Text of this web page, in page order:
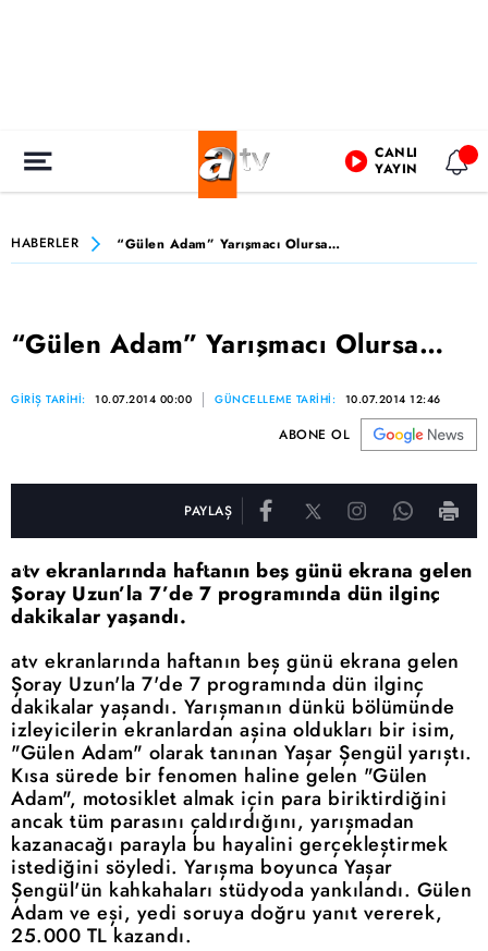
CANLI
YAYIN
HABERLER “Gülen Adam” Yarışmacı Olursa…
“Gülen Adam” Yarışmacı Olursa…
GİRİŞ TARİHİ: 10.07.2014 00:00 GÜNCELLEME TARİHİ: 10.07.2014 12:46
ABONE OL
PAYLAŞ
atv ekranlarında haftanın beş günü ekrana gelen
Şoray Uzun’la 7’de 7 programında dün ilginç
dakikalar yaşandı.
atv ekranlarında haftanın beş günü ekrana gelen
Şoray Uzun'la 7'de 7 programında dün ilginç
dakikalar yaşandı. Yarışmanın dünkü bölümünde
izleyicilerin ekranlardan aşina oldukları bir isim,
"Gülen Adam" olarak tanınan Yaşar Şengül yarıştı.
Kısa sürede bir fenomen haline gelen "Gülen
Adam", motosiklet almak için para biriktirdiğini
ancak tüm parasını çaldırdığını, yarışmadan
kazanacağı parayla bu hayalini gerçekleştirmek
istediğini söyledi. Yarışma boyunca Yaşar
Şengül'ün kahkahaları stüdyoda yankılandı. Gülen
Adam ve eşi, yedi soruya doğru yanıt vererek,
25.000 TL kazandı.